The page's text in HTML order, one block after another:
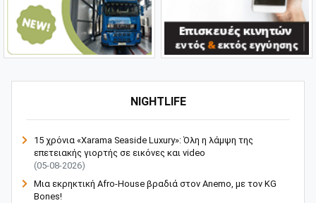
NIGHTLIFE
15 χρόνια «Xarama Seaside Luxury»: Όλη η λάμψη της
επετειακής γιορτής σε εικόνες και video
(05-08-2026)
Μια εκρηκτική Afro-House βραδιά στον Anemo, με τον KG
Bones!